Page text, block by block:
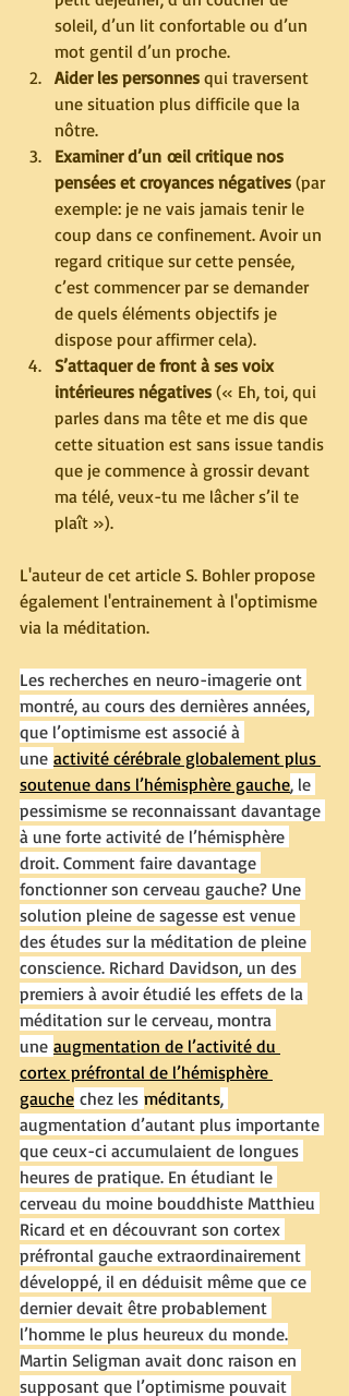
soleil, d’un lit confortable ou d’un
mot gentil d’un proche.
Aider les personnes qui traversent
une situation plus difficile que la
nôtre.
Examiner d’un œil critique nos
pensées et croyances négatives (par
exemple : je ne vais jamais tenir le
coup dans ce confinement. Avoir un
regard critique sur cette pensée,
c’est commencer par se demander
de quels éléments objectifs je
dispose pour affirmer cela).
S’attaquer de front à ses voix
intérieures négatives (« Eh, toi, qui
parles dans ma tête et me dis que
cette situation est sans issue tandis
que je commence à grossir devant
ma télé, veux-tu me lâcher s’il te
plaît »).
L'auteur de cet article S. Bohler propose
également l'entrainement à l'optimisme
via la méditation.
Les recherches en neuro-imagerie ont
montré, au cours des dernières années,
que l’optimisme est associé à
une activité cérébrale globalement plus
soutenue dans l’hémisphère gauche, le
pessimisme se reconnaissant davantage
à une forte activité de l’hémisphère
droit. Comment faire davantage
fonctionner son cerveau gauche ? Une
solution pleine de sagesse est venue
des études sur la méditation de pleine
conscience. Richard Davidson, un des
premiers à avoir étudié les effets de la
méditation sur le cerveau, montra
une augmentation de l’activité du
cortex préfrontal de l’hémisphère
gauche chez les méditants,
augmentation d’autant plus importante
que ceux-ci accumulaient de longues
heures de pratique. En étudiant le
cerveau du moine bouddhiste Matthieu
Ricard et en découvrant son cortex
préfrontal gauche extraordinairement
développé, il en déduisit même que ce
dernier devait être probablement
l’homme le plus heureux du monde.
Martin Seligman avait donc raison en
supposant que l’optimisme pouvait